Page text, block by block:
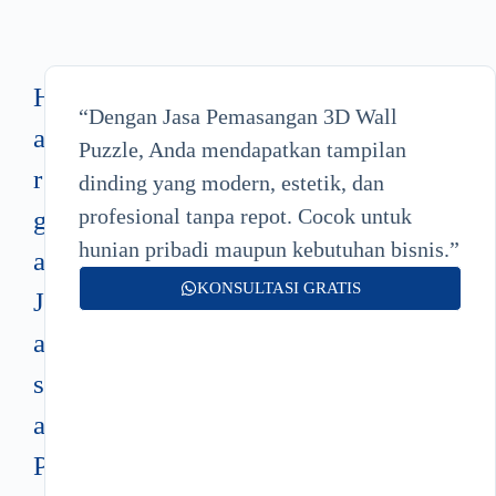
H
a
r
g
a
J
a
s
a
P
“Dengan Jasa Pemasangan 3D Wall
Puzzle, Anda mendapatkan tampilan
dinding yang modern, estetik, dan
profesional tanpa repot. Cocok untuk
hunian pribadi maupun kebutuhan bisnis.”
KONSULTASI GRATIS